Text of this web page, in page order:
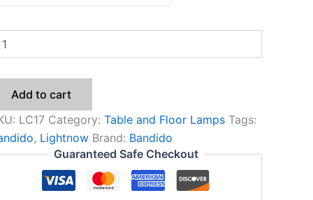
Add to cart
LC17 Category: Table and Floor Lamps Tags:
, Lightnow Brand: Bandido
Guaranteed Safe Checkout